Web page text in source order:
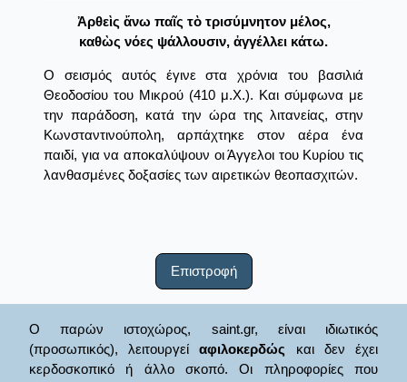
Ἀρθεὶς ἄνω παῖς τὸ τρισύμνητον μέλος,
καθὼς νόες ψάλλουσιν, ἀγγέλλει κάτω.
Ο σεισμός αυτός έγινε στα χρόνια του βασιλιά
Θεοδοσίου του Μικρού (410 μ.Χ.). Και σύμφωνα με
την παράδοση, κατά την ώρα της λιτανείας, στην
Κωνσταντινούπολη, αρπάχτηκε στον αέρα ένα
παιδί, για να αποκαλύψουν οι Άγγελοι του Κυρίου τις
λανθασμένες δοξασίες των αιρετικών θεοπασχιτών.
Επιστροφή
Ο παρών ιστοχώρος, saint.gr, είναι ιδιωτικός
(προσωπικός), λειτουργείαφιλοκερδώς και δεν έχει
κερδοσκοπικό ή άλλο σκοπό. Οι πληροφορίες που